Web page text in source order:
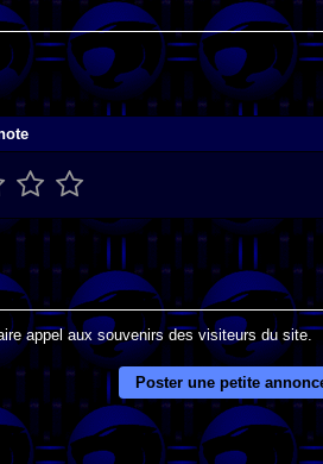
appel aux souvenirs des visiteurs du site.
Poster une petite